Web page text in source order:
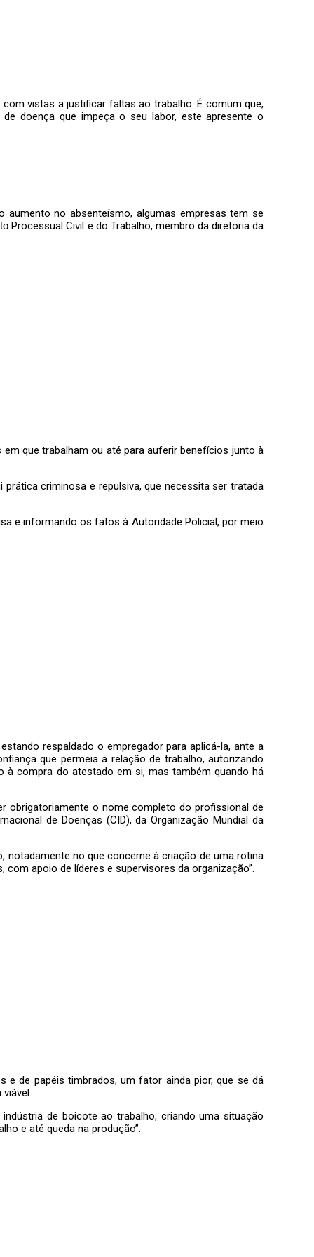
vistas a justificar faltas ao trabalho. É comum que,
doença que impeça o seu labor, este apresente o
aumento no absenteísmo, algumas empresas tem se
Processual Civil e do Trabalho, membro da diretoria da
que trabalham ou até para auferir benefícios junto à
criminosa e repulsiva, que necessita ser tratada
e informando os fatos à Autoridade Policial, por meio
respaldado o empregador para aplicá-la, ante a
que permeia a relação de trabalho, autorizando
compra do atestado em si, mas também quando há
obrigatoriamente o nome completo do profissional de
de Doenças (CID), da Organização Mundial da
notadamente no que concerne à criação de uma rotina
apoio de líderes e supervisores da organização”.
de papéis timbrados, um fator ainda pior, que se dá
de boicote ao trabalho, criando uma situação
e até queda na produção”.